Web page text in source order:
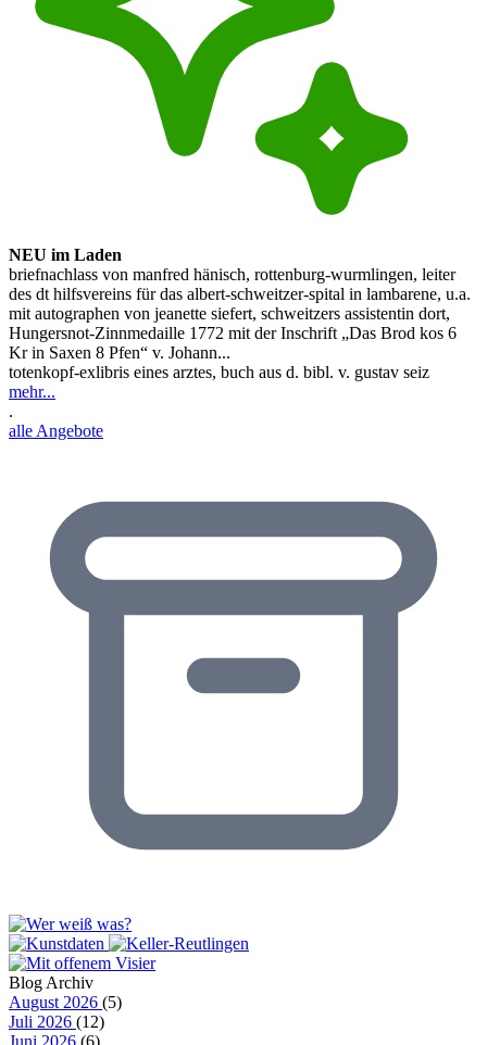
NEU im Laden
briefnachlass von manfred hänisch, rottenburg-wurmlingen, leiter
des dt hilfsvereins für das albert-schweitzer-spital in lambarene, u.a.
mit autographen von jeanette siefert, schweitzers assistentin dort,
Hungersnot-Zinnmedaille 1772 mit der Inschrift „Das Brod kos 6
Kr in Saxen 8 Pfen“ v. Johann...
totenkopf-exlibris eines arztes, buch aus d. bibl. v. gustav seiz
mehr...
.
alle Angebote
Blog Archiv
August 2026 (5)
Juli 2026 (12)